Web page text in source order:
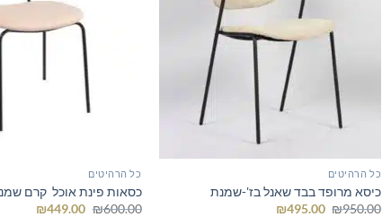
כל הרהיטים
כיסא מרופד בבד שאנל בז'-שמנת
₪950.00
המחיר ₪495.00
כל הרהיטים
כסאות פינת אוכל קרם
₪600.00
המחיר ₪449.00
המחיר